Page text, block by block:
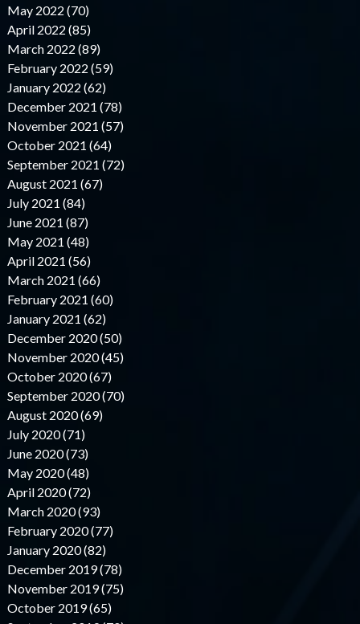
May 2022 (70)
April 2022 (85)
March 2022 (89)
February 2022 (59)
January 2022 (62)
December 2021 (78)
November 2021 (57)
October 2021 (64)
September 2021 (72)
August 2021 (67)
July 2021 (84)
June 2021 (87)
May 2021 (48)
April 2021 (56)
March 2021 (66)
February 2021 (60)
January 2021 (62)
December 2020 (50)
November 2020 (45)
October 2020 (67)
September 2020 (70)
August 2020 (69)
July 2020 (71)
June 2020 (73)
May 2020 (48)
April 2020 (72)
March 2020 (93)
February 2020 (77)
January 2020 (82)
December 2019 (78)
November 2019 (75)
October 2019 (65)